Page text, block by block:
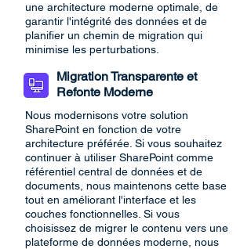
une architecture moderne optimale, de
garantir l'intégrité des données et de
planifier un chemin de migration qui
minimise les perturbations.
Migration Transparente et
Refonte Moderne
Nous modernisons votre solution
SharePoint en fonction de votre
architecture préférée. Si vous souhaitez
continuer à utiliser SharePoint comme
référentiel central de données et de
documents, nous maintenons cette base
tout en améliorant l'interface et les
couches fonctionnelles. Si vous
choisissez de migrer le contenu vers une
plateforme de données moderne, nous